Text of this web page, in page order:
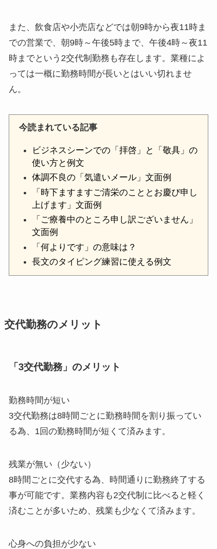
また、飲食店や小売店などでは朝9時から夜11時ま
での営業で、朝9時～午後5時まで、午後4時～夜11
時までという2交代制勤務も存在します。業種によ
っては一概に勤務時間が長いとはいい切れませ
ん。
今読まれている記事
ビジネスシーンでの「拝啓」と「敬具」の
使い方と例文
体調不良の「気遣いメール」文面例
「時下ますますご清栄のこととお慶び申し
上げます」文面例
「ご療養中のところ申し訳ございません」
文面例
「何よりです」の意味は？
長文のタイピング練習に使える例文
交代勤務のメリット
「3交代勤務」のメリット
勤務時間が短い
3交代勤務は8時間ごとに勤務時間を割り振ってい
る為、1回の勤務時間が短くて済みます。
残業が無い（少ない）
8時間ごとに交代する為、時間通りに勤務終了する
事が可能です。業務内容も2交代制に比べると軽く
済むことが多いため、残業も少なくて済みます。
心身への負担が少ない